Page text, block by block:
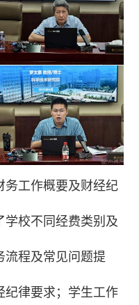
务工作概要及财经纪
学校不同经费类别及
流程及常见问题提
纪律要求；学生工作